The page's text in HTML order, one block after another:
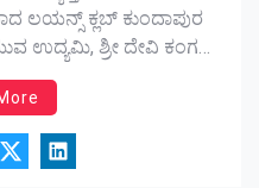
ಲಯನ್ಸ್ ಕ್ಲಬ್ ಕುಂದಾಪುರ
ಉದ್ಯಮಿ, ಶ್ರೀ ದೇವಿ ಕಂಗನ್
ಕೋಸ್ಟಲ್ ಕ್ಲಬ್ ನ
ಸರ್ವಾನುಮತದಿಂದ
ರಾಮಯ್ಯ ಕಾಲೇಜಿನಲ್ಲಿ